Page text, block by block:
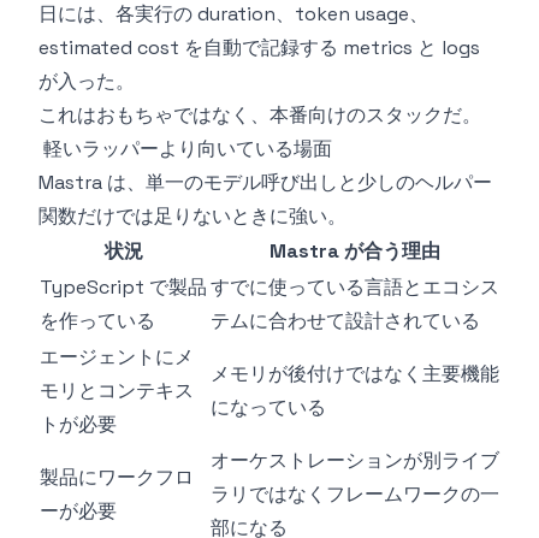
日には、各実行の duration、token usage、
estimated cost を自動で記録する metrics と logs
が入った。
これはおもちゃではなく、本番向けのスタックだ。
軽いラッパーより向いている場面
Mastra は、単一のモデル呼び出しと少しのヘルパー
関数だけでは足りないときに強い。
状況
Mastra が合う理由
TypeScript で製品
を作っている
すでに使っている言語とエコシス
テムに合わせて設計されている
エージェントにメ
モリとコンテキス
トが必要
メモリが後付けではなく主要機能
になっている
製品にワークフロ
ーが必要
オーケストレーションが別ライブ
ラリではなくフレームワークの一
部になる